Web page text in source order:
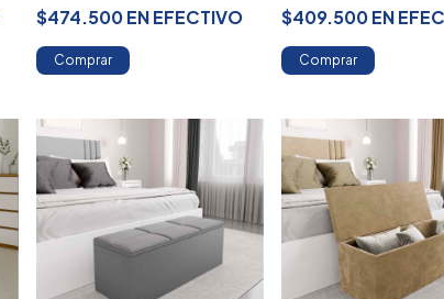
$474.500ENEFECTIVO
Comprar
$409.500EN
Comprar